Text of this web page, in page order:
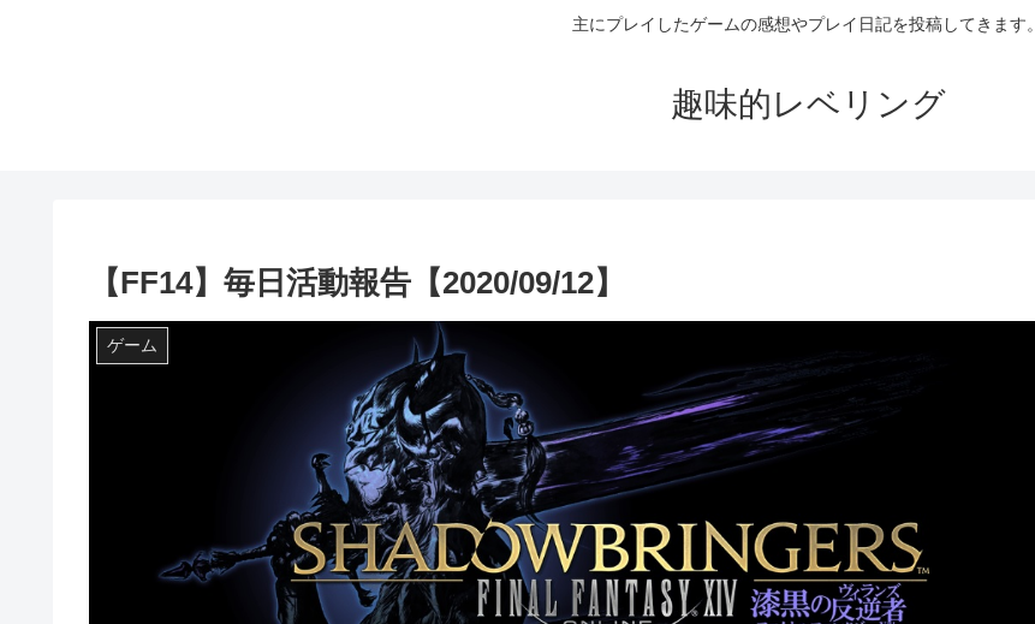
主にプレイしたゲームの感想やプレイ日記を投稿してきます。
趣味的レベリング
【FF14】毎日活動報告【2020/09/12】
ゲーム